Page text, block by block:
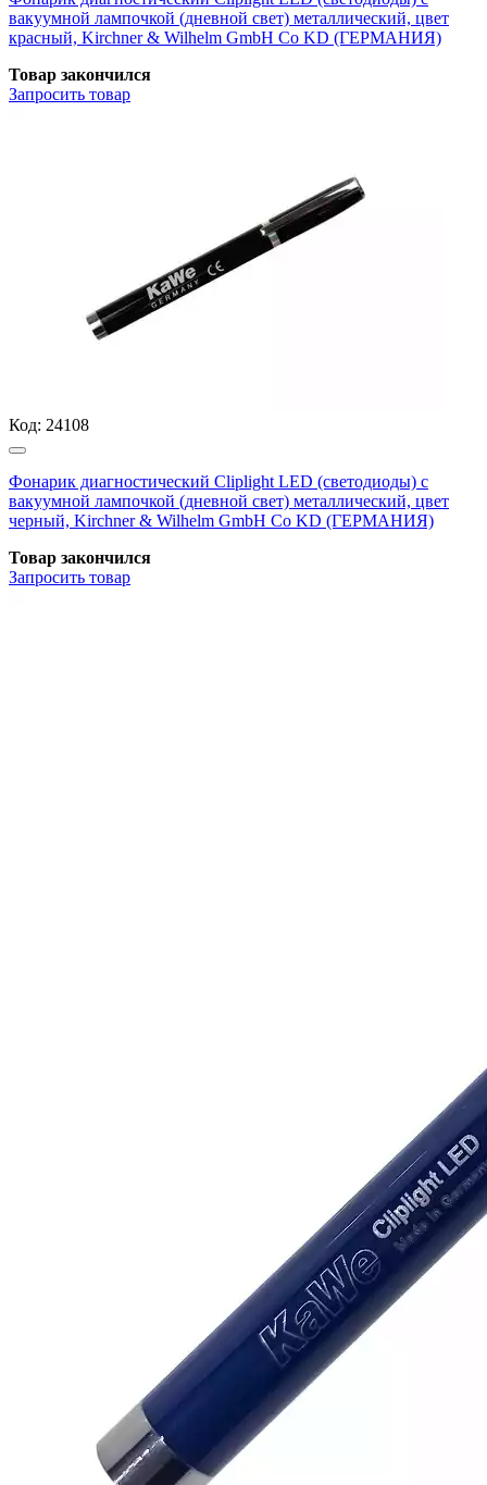
вакуумной лампочкой (дневной свет) металлический, цвет
красный, Kirchner & Wilhelm GmbH Co KD (ГЕРМАНИЯ)
Товар закончился
Запросить товар
Код: 24108
Фонарик диагностический Cliplight LED (светодиоды) с
вакуумной лампочкой (дневной свет) металлический, цвет
черный, Kirchner & Wilhelm GmbH Co KD (ГЕРМАНИЯ)
Товар закончился
Запросить товар